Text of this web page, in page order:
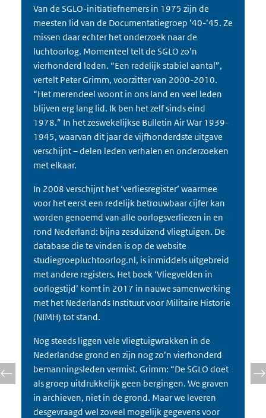
Van de SGLO-initiatiefnemers in 1975 zijn de
meesten lid van de Documentatiegroep ’40-’45. Ze
missen daar echter het onderzoek naar de
luchtoorlog. Momenteel telt de SGLO zo’n
vierhonderd leden. “Een redelijk stabiel aantal”,
vertelt Peter Grimm, voorzitter van 2000-2010.
“Het merendeel woont in ons land en veel leden
blijven erg lang lid. Ik ben het zelf sinds eind
1978.” In het zeswekelijkse Bulletin Air War1939-
1945, waarvan dit jaar de vijfhonderdste uitgave
verschijnt – delen leden verhalen en onderzoeken
met elkaar.
In 2008 verschijnt het ‘verliesregister’ waarmee
voor het eerst een redelijk betrouwbaar cijfer kan
worden genoemd van alle oorlogsverliezen in en
rond Nederland: bijna zesduizend vliegtuigen. De
database die te vinden is op de website
studiegroepluchtoorlog.nl, is inmiddels uitgebreid
met andere registers. Het boek ‘Vliegvelden in
oorlogstijd’ komt in 2017 in nauwe samenwerking
met het Nederlands Instituut voor Militaire Historie
(NIMH) tot stand.
Nog steeds liggen vele vliegtuigwrakken in de
Nederlandse grond en zijn nog zo’n vierhonderd
bemanningsleden vermist. Grimm: “De SGLO doet
als groep uitdrukkelijk geen bergingen. We graven
in archieven, niet in de grond. Maar we leveren
desgevraagd wel zoveel mogelijk gegevens voor